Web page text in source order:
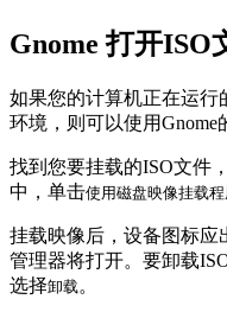
Gnome 打开ISO
如果您的计算机正在运行
环境，则可以使用Gnome
找到您要挂载的ISO文件
中，单击使用磁盘映像挂载
挂载映像后，设备图标应
管理器将打开。要卸载
选择卸载。